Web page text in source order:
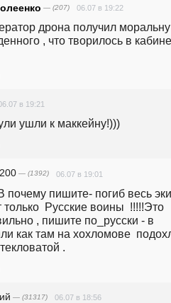
— (207) 06.07 в 19:22
дрона получил
, что творилось в кабине
в 19:21
ушли к маккейну!)))
— (1392) 06.07 в 19:01
пишите- погиб весь
только  Русские воины  !!!!!Это
, пишите по_русски - в
как там на хохломове
.
— (31317) 06.07 в 18:56